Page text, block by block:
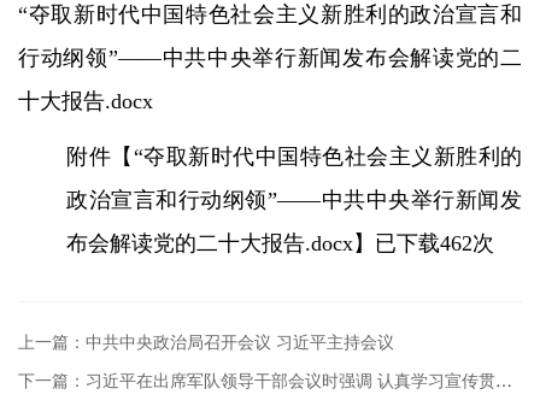
“夺取新时代中国特色社会主义新胜利的政治宣言和
行动纲领”——中共中央举行新闻发布会解读党的二
十大报告.docx
附件【 “夺取新时代中国特色社会主义新胜利的
政治宣言和行动纲领”——中共中央举行新闻发
布会解读党的二十大报告.docx】已下载462次
上一篇：中共中央政治局召开会议 习近平主持会议
下一篇：习近平在出席军队领导干部会议时强调 认真学习宣传贯彻党的二十大精神 奋力实现建军一百年奋斗目标